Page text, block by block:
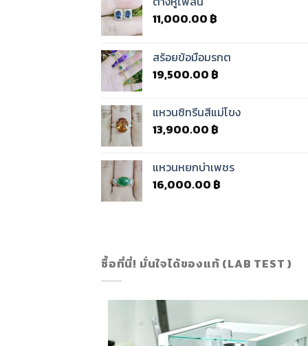
11,000.00 ฿
สร้อยข้อมือมรกต
19,500.00 ฿
แหวนซิทรีนสีแม่โขง
13,900.00 ฿
แหวนหยกบ่าเพชร
16,000.00 ฿
ซื้อที่นี่! มั่นใจได้ของแท้ (LAB TEST )